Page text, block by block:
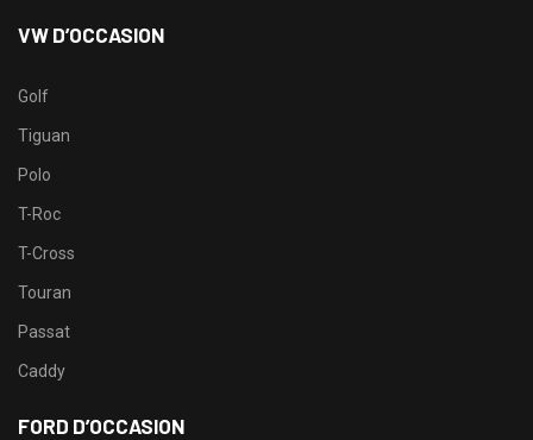
VW D’OCCASION
Golf
Tiguan
Polo
T-Roc
T-Cross
Touran
Passat
Caddy
FORD D’OCCASION